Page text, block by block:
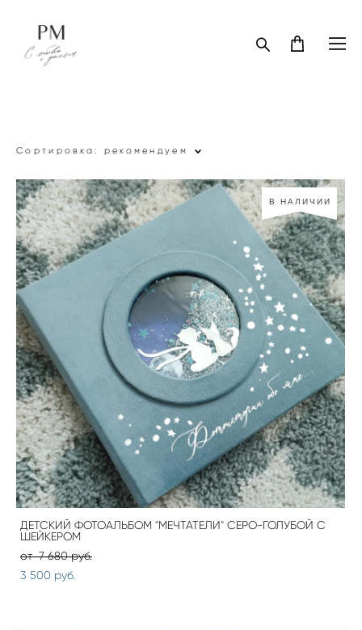
Сортировка: рекомендуем
В НАЛИЧИИ
ДЕТСКИЙ ФОТОАЛЬБОМ "МЕЧТАТЕЛИ" СЕРО-ГОЛУБОЙ С
ШЕЙКЕРОМ
от 7 680 pуб.
3 500 pуб.